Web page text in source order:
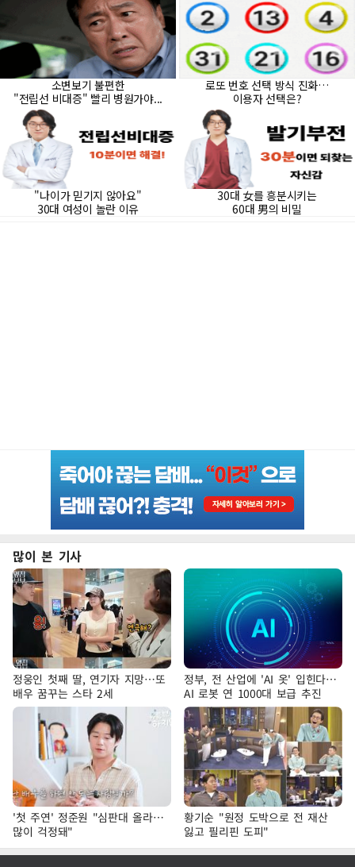
많이 본 기사
정웅인 첫째 딸, 연기자 지망…또
배우 꿈꾸는 스타 2세
정부, 전 산업에 'AI 옷' 입힌다…
AI 로봇 연 1000대 보급 추진
'첫 주연' 정준원 "심판대 올라…
많이 걱정돼"
황기순 "원정 도박으로 전 재산
잃고 필리핀 도피"